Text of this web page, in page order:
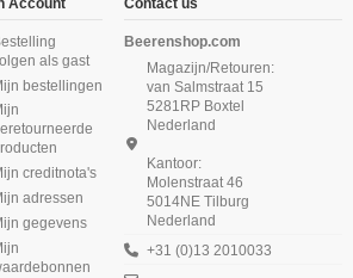
Briljant
Beeren Meisjes boxershort Comfort
Feeling 6Pack Wit
Product is beschikbaar met verschillende opties
Beeren Meisjes Hemd Cindy Roze
€ 7,25
6Pack
Beeren Meisjes Hemd Cindy Geel
€ 6,50
2Pack
Product is beschikbaar met verschillende opties
Beeren Heren boxershort Cotton
Stretch Hugo 2Pack Zwart
Account
als gast
bestellingen
creditnota's
adressen
gegevens
Contact us
Beerenshop.com
Magazijn/Retouren:
van Salmstraat 15
5281RP Boxtel
Nederland
Kantoor:
Molenstraat 46
5014NE Tilburg
Nederland
+31 (0)13 2010033